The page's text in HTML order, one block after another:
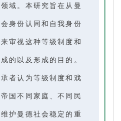
域。本研究旨在从曼
身份认同和自我身份
审视这种等级制度和
的以及形成的目的。
者认为等级制度和戏
国不同家庭、不同民
护曼德社会稳定的重